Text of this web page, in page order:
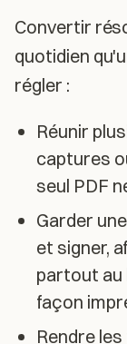
Convertir
quotidien
régler :
Réunir
captures
seul PDF
Garder
et signer,
partout au
façon
Rendre